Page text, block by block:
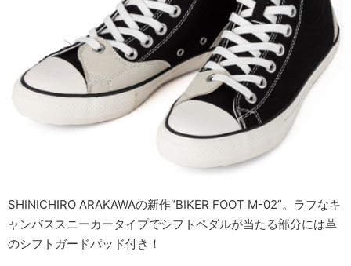
SHINICHIRO ARAKAWAの新作“BIKER FOOT M-02”。ラフなキ
ャンバススニーカータイプでシフトペダルが当たる部分には革
のシフトガードパッド付き！